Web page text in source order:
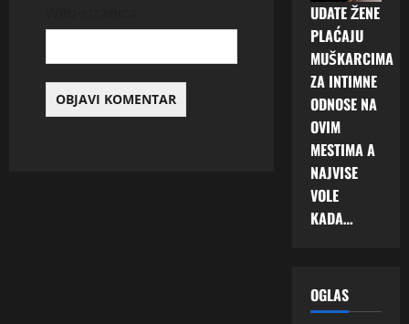
UDATE ŽENE
PLAĆAJU
MUŠKARCIMA
ZA INTIMNE
ODNOSE NA
OVIM
MESTIMA A
NAJVISE
VOLE
KADA…
OGLAS